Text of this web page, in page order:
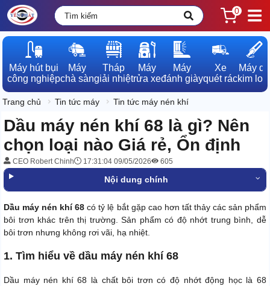
0
Máy hút bụi
công nghiệp
Máy
chà sàn
Tháp
giải nhiệt
Máy
rửa xe
Máy
đánh giày
Xe
quét rác
Máy dò
kim loại
Trang chủ Tin tức máy Tin tức máy nén khí
Dầu máy nén khí 68 là gì? Nên
chọn loại nào Giá rẻ, Ổn định
CEO Robert Chinh 17:31:04 09/05/2026 605
Nội dung chính
Dầu máy nén khí 68 có tỷ lệ bắt gặp cao hơn tất thảy các sản phẩm
bôi trơn khác trên thị trường. Sản phẩm có độ nhớt trung bình, dễ
bôi trơn nhưng không rơi vãi, hạ nhiệt.
1. Tìm hiểu về dầu máy nén khí 68
Dầu máy nén khí 68 là chất bôi trơn có độ nhớt động học là 68